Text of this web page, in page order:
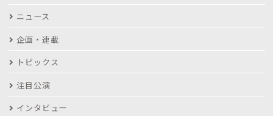
ニュース
企画・連載
トピックス
注目公演
インタビュー